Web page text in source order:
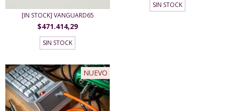
[IN STOCK] VANGUARD65
$471.414,29
SIN STOCK
SIN STOCK
NUEVO